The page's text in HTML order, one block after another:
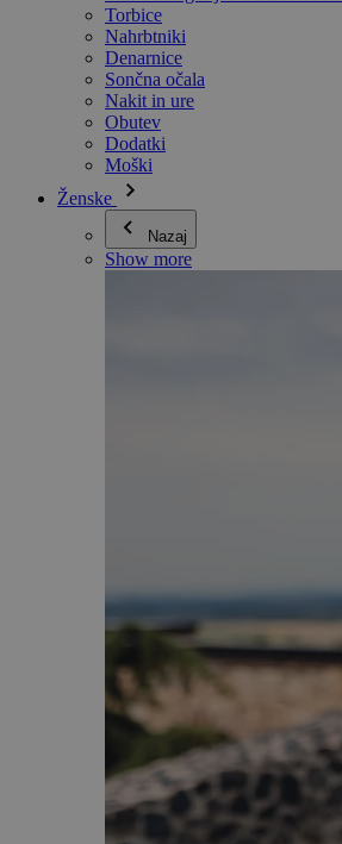
Torbice
Nahrbtniki
Denarnice
Sončna očala
Nakit in ure
Obutev
Dodatki
Moški
Ženske
Nazaj
Show more